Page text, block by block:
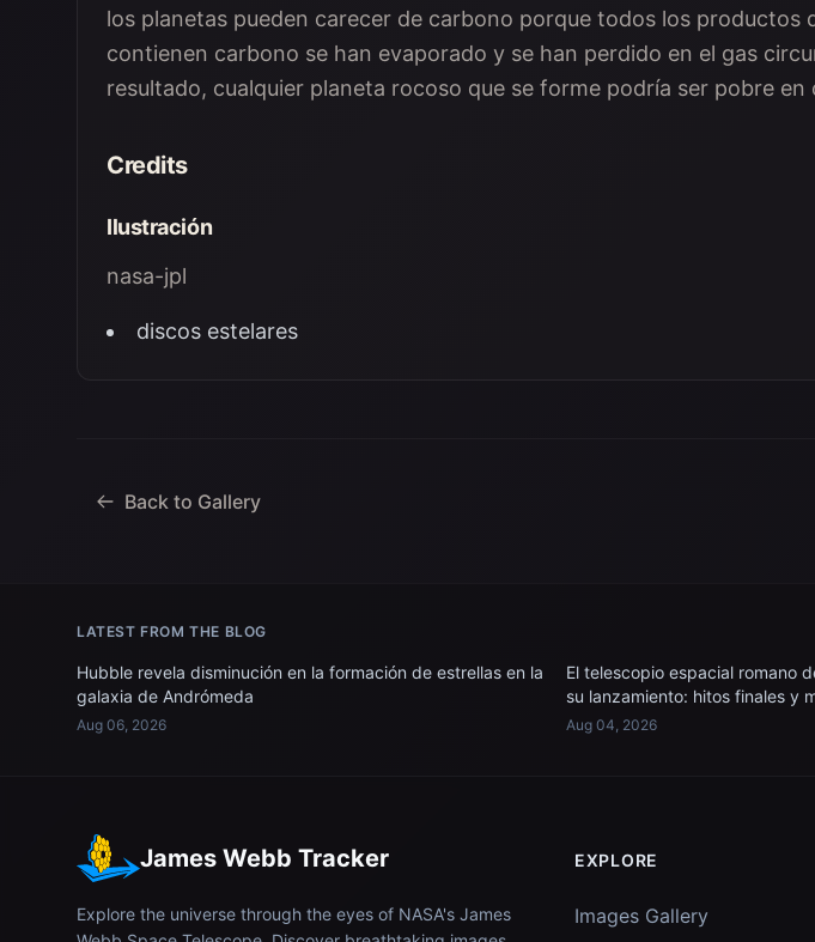
los planetas pueden carecer de carbono porque todos los productos
contienen carbono se han evaporado y se han perdido en el gas
resultado, cualquier planeta rocoso que se forme podría ser pobre en
Credits
Ilustración
nasa-jpl
discos estelares
Back to Gallery
LATEST FROM THE BLOG
Hubble revela disminución en la formación de estrellas en la
galaxia de Andrómeda
Aug 06, 2026
El telescopio espacial romano
su lanzamiento: hitos finales y
Aug 04, 2026
James Webb Tracker
Explore the universe through the eyes of NASA's James
EXPLORE
Images Gallery